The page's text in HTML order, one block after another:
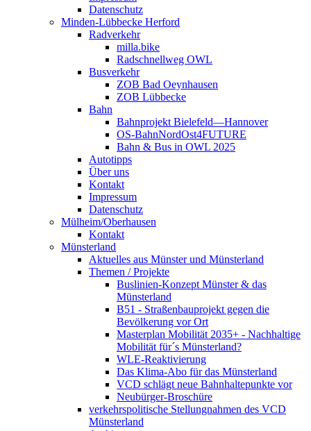
Datenschutz
Minden-Lübbecke Herford
Radverkehr
milla.bike
Radschnellweg OWL
Busverkehr
ZOB Bad Oeynhausen
ZOB Lübbecke
Bahn
Bahnprojekt Bielefeld—Hannover
OS-BahnNordOst4FUTURE
Bahn & Bus in OWL 2025
Autotipps
Über uns
Kontakt
Impressum
Datenschutz
Mülheim/Oberhausen
Kontakt
Münsterland
Aktuelles aus Münster und Münsterland
Themen / Projekte
Buslinien-Konzept Münster & das
Münsterland
B51 - Straßenbauprojekt gegen die
Bevölkerung vor Ort
Masterplan Mobilität 2035+ - Nachhaltige
Mobilität für´s Münsterland?
WLE-Reaktivierung
Das Klima-Abo für das Münsterland
VCD schlägt neue Bahnhaltepunkte vor
Neubürger-Broschüre
verkehrspolitische Stellungnahmen des VCD
Münsterland